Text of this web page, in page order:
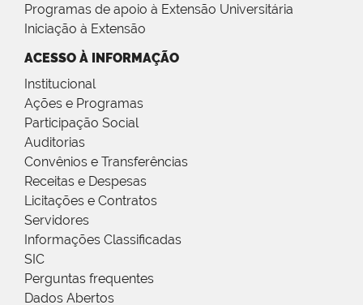
Programas de apoio à Extensão Universitária
Iniciação à Extensão
ACESSO À INFORMAÇÃO
Institucional
Ações e Programas
Participação Social
Auditorias
Convênios e Transferências
Receitas e Despesas
Licitações e Contratos
Servidores
Informações Classificadas
SIC
Perguntas frequentes
Dados Abertos